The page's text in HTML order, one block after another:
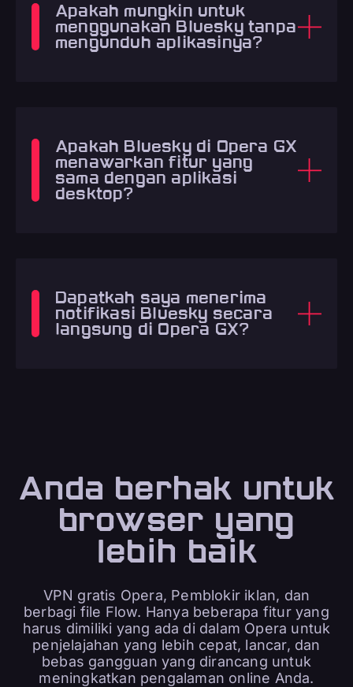
Apakah mungkin untuk
menggunakan Bluesky tanpa
mengunduh aplikasinya?
Apakah Bluesky di Opera GX
menawarkan fitur yang
sama dengan aplikasi
desktop?
Dapatkah saya menerima
notifikasi Bluesky secara
langsung di Opera GX?
Anda berhak untuk
browser yang
lebih baik
VPN gratis Opera, Pemblokir iklan, dan
berbagi file Flow. Hanya beberapa fitur yang
harus dimiliki yang ada di dalam Opera untuk
penjelajahan yang lebih cepat, lancar, dan
bebas gangguan yang dirancang untuk
meningkatkan pengalaman online Anda.